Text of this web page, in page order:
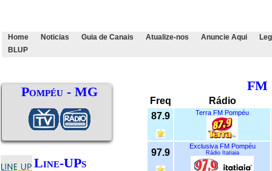
Home Noticias Guia de Canais Atualize-nos Anuncie Aqui
BLUP
Pompéu - MG
Line-UPs
FM
Freq
Rádio
87.9
Terra FM Pompéu
97.9
Exclusiva FM Pompéu
Rádio Itatiaia